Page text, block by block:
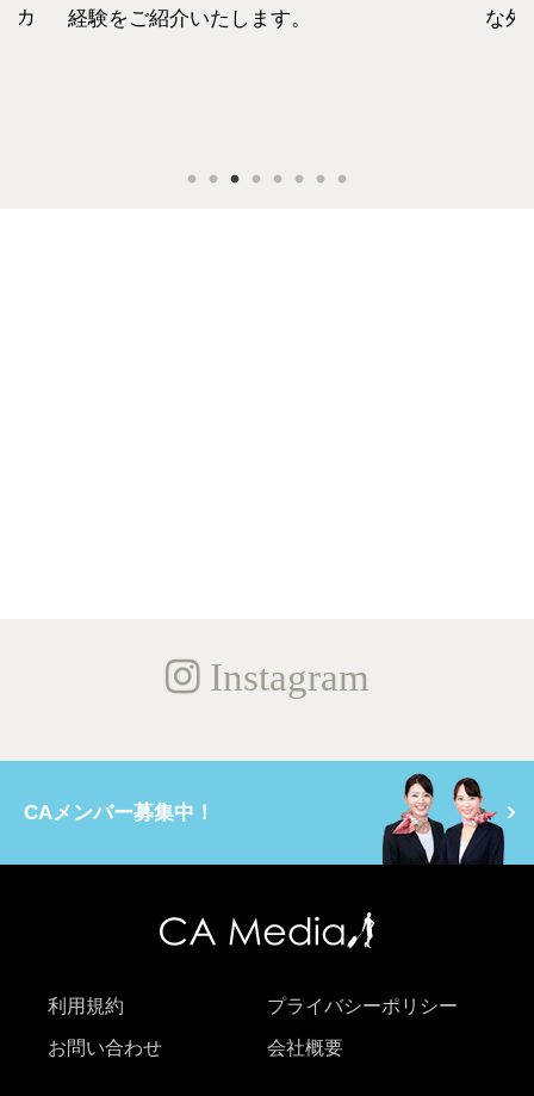
な外資系CAのお金事情をお話します。
Instagram
CAメンバー募集中！
利用規約 プライバシーポリシー
お問い合わせ 会社概要